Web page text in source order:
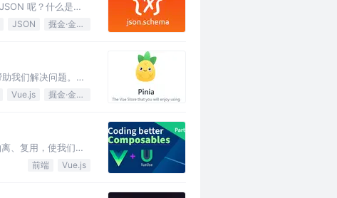
呢？什么是
JSON 掘金·金石计划
我们解决问题。这
Vue.js 掘金·金石计划
、复用，使我们的
前端 Vue.js